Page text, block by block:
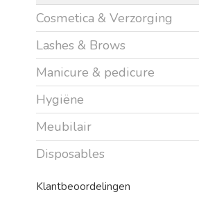
Cosmetica & Verzorging
Lashes & Brows
Manicure & pedicure
Hygiëne
Meubilair
Disposables
Klantbeoordelingen